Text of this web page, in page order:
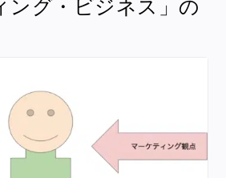
ング・ビジネス」の